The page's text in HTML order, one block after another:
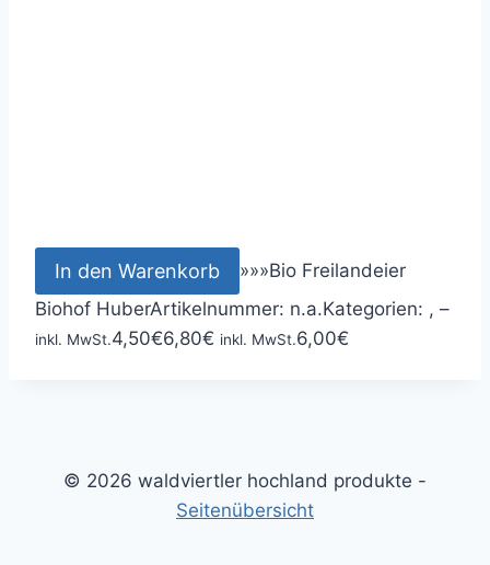
In den Warenkorb »»»Bio Freilandeier
Biohof HuberArtikelnummer: n.a.Kategorien: , –
inkl. MwSt.4,50€6,80€ inkl. MwSt.6,00€
© 2026 waldviertler hochland produkte -
Seitenübersicht